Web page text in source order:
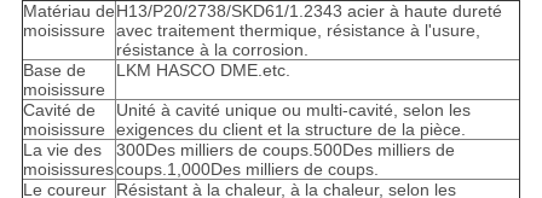
Matériau de
moisissure
H13/P20/2738/SKD61/1.2343 acier à haute dureté
avec traitement thermique, résistance à l'usure,
résistance à la corrosion.
Base de
moisissure
LKM HASCO DME.etc.
Cavité de
moisissure
Unité à cavité unique ou multi-cavité, selon les
exigences du client et la structure de la pièce.
La vie des
moisissures
300Des milliers de coups.500Des milliers de
coups.1,000Des milliers de coups.
Le coureur Résistant à la chaleur, à la chaleur, selon les